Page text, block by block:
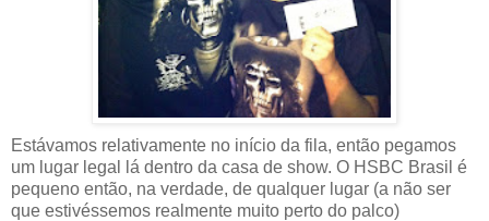
Estávamos relativamente no início da fila, então pegamos
um lugar legal lá dentro da casa de show. O HSBC Brasil é
pequeno então, na verdade, de qualquer lugar (a não ser
que estivéssemos realmente muito perto do palco)